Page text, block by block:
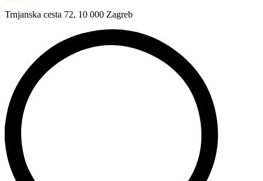
Trnjanska cesta 72, 10 000 Zagreb